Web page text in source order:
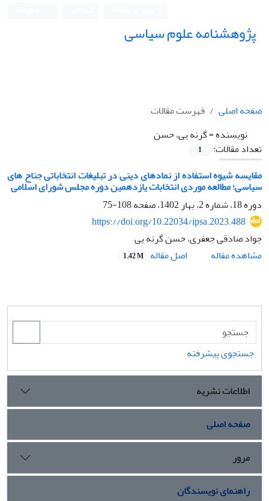
پژوهشنامه علوم سیاسی
صفحه اصلی
فهرست مقالات
نویسنده =گرنه یی، حسن
تعداد مقالات:
1
مقایسه شیوه استفاده از نمادهای دینی در تبلیغات انتخاباتی جناح های
سیاسی؛ مطالعه موردی انتخابات یازدهمین دوره مجلس شورای اسلامی
دوره 18، شماره 2، بهار 1402، صفحه
108-75
https://doi.org/10.22034/ipsa.2023.488
جواد صادقی جعفری، حسن گرنه یی
مشاهده مقاله
اصل مقاله 1.42 M
جستجوی پیشرفته
اطلاعات نشریه
صفحه اصلی
مرور
راهنمای نویسندگان